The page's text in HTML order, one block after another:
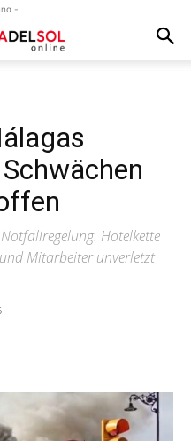
-
Hotelkette
Mitarbeiter unverletzt